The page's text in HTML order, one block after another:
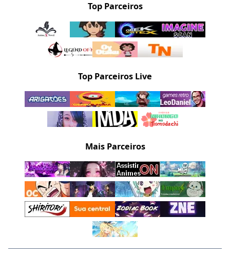
Top Parceiros
Top Parceiros Live
Mais Parceiros